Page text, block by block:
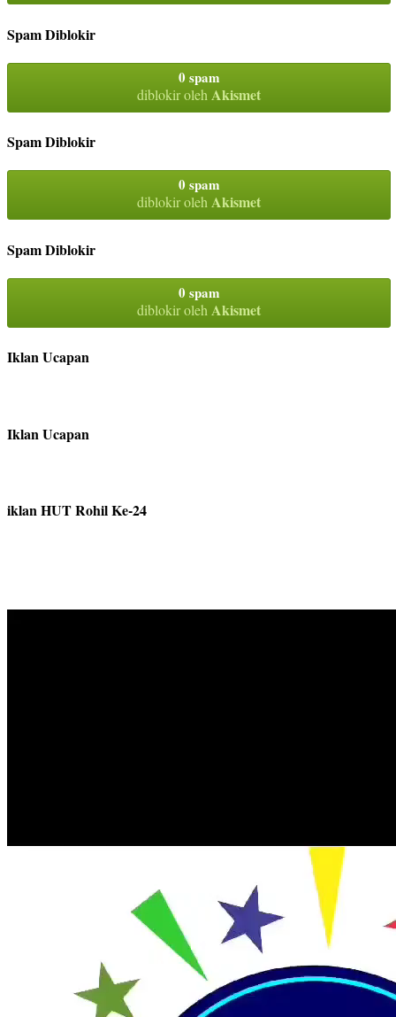
Spam Diblokir
0 spam
diblokir oleh Akismet
Spam Diblokir
0 spam
diblokir olehAkismet
Spam Diblokir
0 spam
diblokir oleh Akismet
Iklan Ucapan
Iklan Ucapan
iklan HUT Rohil Ke-24